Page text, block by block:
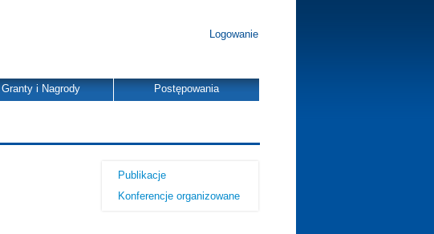
Logowanie
Granty i Nagrody Postępowania
Publikacje
Konferencje organizowane